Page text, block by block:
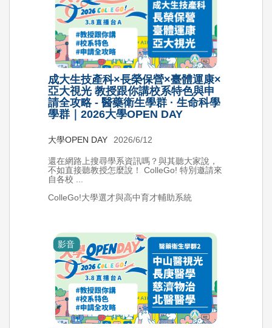
成大生技產科×長榮保營×臺體運康×
亞大視光 教授跟你講校系特色與申
請全攻略 - 醫藥衛生學群 · 生命科學
學群｜2026大學OPEN DAY
大學OPEN DAY 2026/6/12
還在網路上搜尋學系資訊嗎？與其聽大家說，
不如直接聽教授怎麼說！ ColleGo! 特別邀請來
自各校 ...
ColleGo!大學選才與高中育才輔助系統
影音